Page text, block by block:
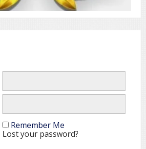
Remember Me
Lost your password?